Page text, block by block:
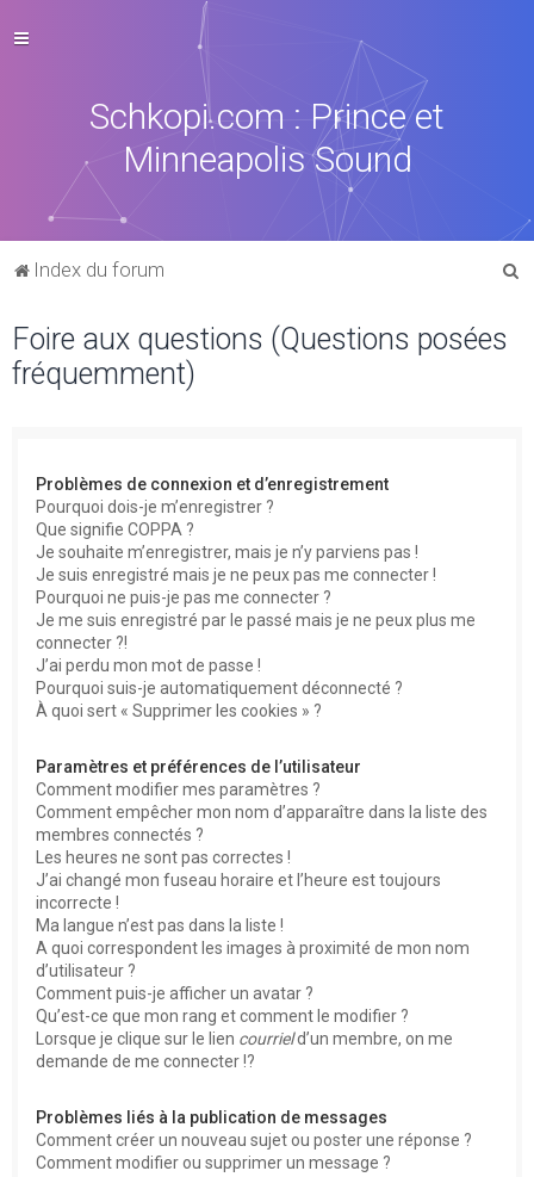
Schkopi.com : Prince et
Minneapolis Sound
Index du forum
Foire aux questions (Questions posées
fréquemment)
Problèmes de connexion et d’enregistrement
Pourquoi dois-je m’enregistrer ?
Que signifie COPPA ?
Je souhaite m’enregistrer, mais je n’y parviens pas !
Je suis enregistré mais je ne peux pas me connecter !
Pourquoi ne puis-je pas me connecter ?
Je me suis enregistré par le passé mais je ne peux plus me
connecter ?!
J’ai perdu mon mot de passe !
Pourquoi suis-je automatiquement déconnecté ?
À quoi sert « Supprimer les cookies » ?
Paramètres et préférences de l’utilisateur
Comment modifier mes paramètres ?
Comment empêcher mon nom d’apparaître dans la liste des
membres connectés ?
Les heures ne sont pas correctes !
J’ai changé mon fuseau horaire et l’heure est toujours
incorrecte !
Ma langue n’est pas dans la liste !
A quoi correspondent les images à proximité de mon nom
d’utilisateur ?
Comment puis-je afficher un avatar ?
Qu’est-ce que mon rang et comment le modifier ?
Lorsque je clique sur le lien courrield’un membre, on me
demande de me connecter !?
Problèmes liés à la publication de messages
Comment créer un nouveau sujet ou poster une réponse ?
Comment modifier ou supprimer un message ?